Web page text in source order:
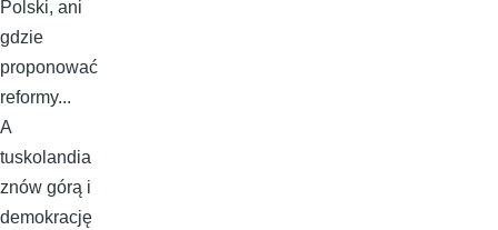
Polski, ani
gdzie
proponować
reformy...
A
tuskolandia
znów górą i
demokrację